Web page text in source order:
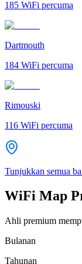
185 WiFi percuma
Dartmouth
184 WiFi percuma
Rimouski
116 WiFi percuma
Tunjukkan semua
WiFi Map
Ahli premium
Bulanan
Tahunan